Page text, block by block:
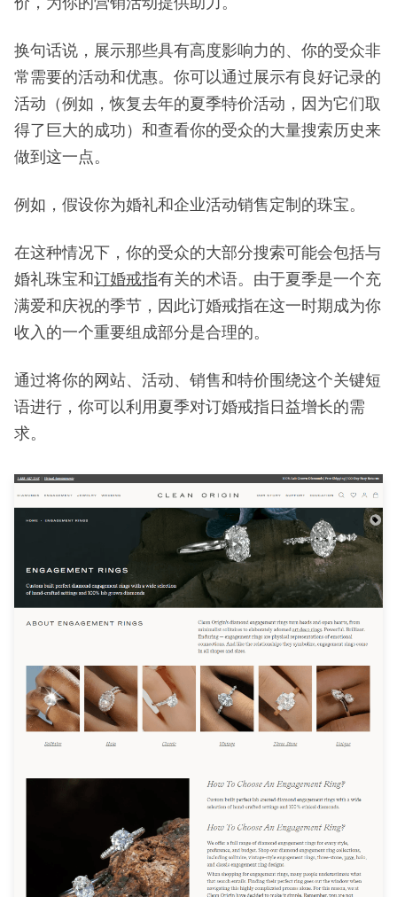
换句话说，展示那些具有高度影响力的、你的受众非
常需要的活动和优惠。你可以通过展示有良好记录的
活动（例如，恢复去年的夏季特价活动，因为它们取
得了巨大的成功）和查看你的受众的大量搜索历史来
做到这一点。
例如，假设你为婚礼和企业活动销售定制的珠宝。
在这种情况下，你的受众的大部分搜索可能会包括与
婚礼珠宝和订婚戒指有关的术语。由于夏季是一个充
满爱和庆祝的季节，因此订婚戒指在这一时期成为你
收入的一个重要组成部分是合理的。
通过将你的网站、活动、销售和特价围绕这个关键短
语进行，你可以利用夏季对订婚戒指日益增长的需
求。